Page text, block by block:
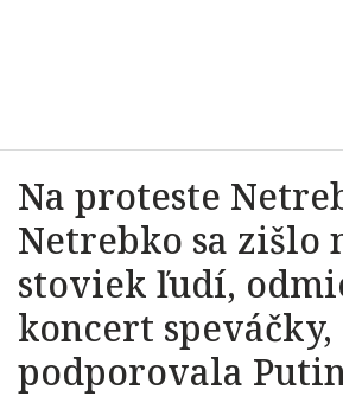
Na proteste
Netrebko sa zišlo
stoviek ľudí,
koncert
podporovala